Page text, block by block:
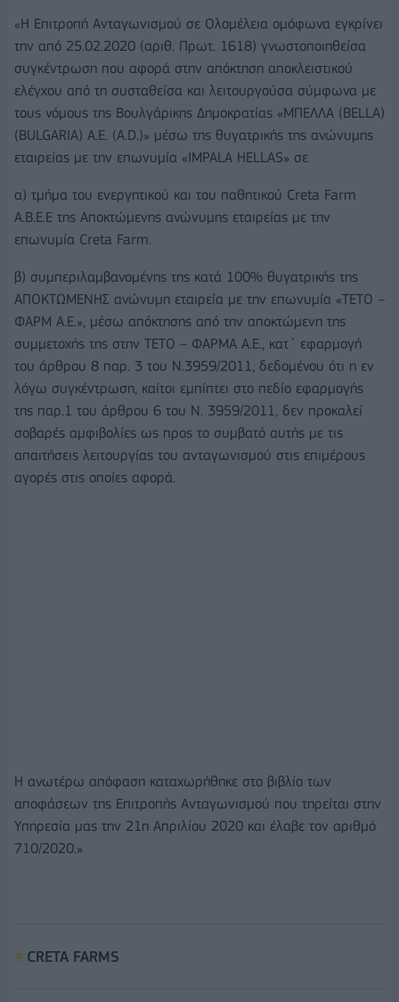
«Η Επιτροπή Ανταγωνισμού σε Ολομέλεια ομόφωνα εγκρίνει
την από 25.02.2020 (αριθ. Πρωτ. 1618) γνωστοποιηθείσα
συγκέντρωση που αφορά στην απόκτηση αποκλειστικού
ελέγχου από τη συσταθείσα και λειτουργούσα σύμφωνα με
τους νόμους της Βουλγάρικης Δημοκρατίας «ΜΠΕΛΛΑ (BELLA)
(BULGARIA) Α.Ε. (A.D.)» μέσω της θυγατρικής της ανώνυμης
εταιρείας με την επωνυμία «IMPALA HELLAS» σε
α) τμήμα του ενεργητικού και του παθητικού Creta Farm
Α.Β.Ε.Ε της Αποκτώμενης ανώνυμης εταιρείας με την
επωνυμία Creta Farm.
β) συμπεριλαμβανομένης της κατά 100% θυγατρικής της
ΑΠΟΚΤΩΜΕΝΗΣ ανώνυμη εταιρεία με την επωνυμία «ΤΕΤΟ –
ΦΑΡΜ Α.Ε.», μέσω απόκτησης από την αποκτώμενη της
συμμετοχής της στην ΤΕΤΟ – ΦΑΡΜΑ Α.Ε., κατ΄ εφαρμογή
του άρθρου 8 παρ. 3 του Ν.3959/2011, δεδομένου ότι η εν
λόγω συγκέντρωση, καίτοι εμπίπτει στο πεδίο εφαρμογής
της παρ.1 του άρθρου 6 του Ν. 3959/2011, δεν προκαλεί
σοβαρές αμφιβολίες ως προς το συμβατό αυτής με τις
απαιτήσεις λειτουργίας του ανταγωνισμού στις επιμέρους
αγορές στις οποίες αφορά.
Η ανωτέρω απόφαση καταχωρήθηκε στο βιβλίο των
αποφάσεων της Επιτροπής Ανταγωνισμού που τηρείται στην
Υπηρεσία μας την 21η Απριλίου 2020 και έλαβε τον αριθμό
710/2020.»
CRETA FARMS